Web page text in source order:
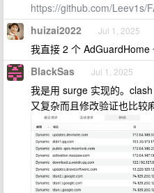
https://github.com/Leev1s/
huizai2022 Jul 1, 2025
我直接 2 个 AdGuardHome
BlackSas Jul 1, 2025
我是用 surge 实现的。
又复杂而且修改验证也比较